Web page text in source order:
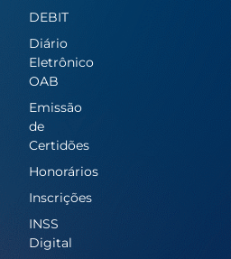
DEBIT
Diário
Eletrônico
OAB
Emissão
de
Certidões
Honorários
Inscrições
INSS
Digital